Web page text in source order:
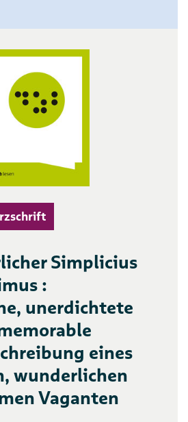
Simplicius
:
unerdichtete
eines
wunderlichen
Vaganten